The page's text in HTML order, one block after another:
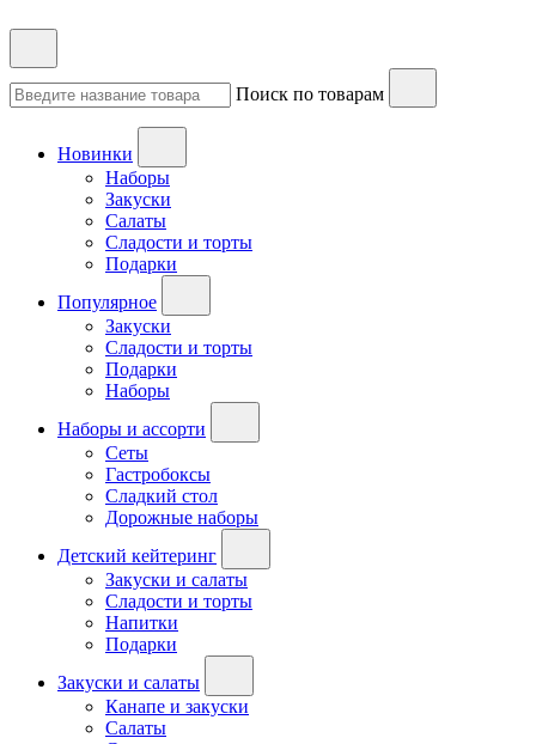
Поиск по товарам
Новинки
Наборы
Закуски
Салаты
Сладости и торты
Подарки
Популярное
Закуски
Сладости и торты
Подарки
Наборы
Наборы и ассорти
Сеты
Гастробоксы
Сладкий стол
Дорожные наборы
Детский кейтеринг
Закуски и салаты
Сладости и торты
Напитки
Подарки
Закуски и салаты
Канапе и закуски
Салаты